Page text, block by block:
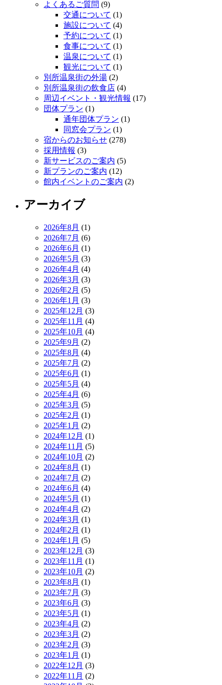
よくあるご質問 (9)
交通について (1)
施設について (4)
予約について (1)
食事について (1)
温泉について (1)
観光について (1)
別所温泉街の外湯 (2)
別所温泉街の飲食店 (4)
周辺イベント・観光情報 (17)
団体プラン (1)
通年団体プラン (1)
同窓会プラン (1)
宿からのお知らせ (278)
採用情報 (3)
新サービスのご案内 (5)
新プランのご案内 (12)
館内イベントのご案内 (2)
アーカイブ
2026年8月 (1)
2026年7月 (6)
2026年6月 (1)
2026年5月 (3)
2026年4月 (4)
2026年3月 (3)
2026年2月 (5)
2026年1月 (3)
2025年12月 (3)
2025年11月 (4)
2025年10月 (4)
2025年9月 (2)
2025年8月 (4)
2025年7月 (2)
2025年6月 (1)
2025年5月 (4)
2025年4月 (6)
2025年3月 (5)
2025年2月 (1)
2025年1月 (2)
2024年12月 (1)
2024年11月 (5)
2024年10月 (2)
2024年8月 (1)
2024年7月 (2)
2024年6月 (4)
2024年5月 (1)
2024年4月 (2)
2024年3月 (1)
2024年2月 (1)
2024年1月 (5)
2023年12月 (3)
2023年11月 (1)
2023年10月 (2)
2023年8月 (1)
2023年7月 (3)
2023年6月 (3)
2023年5月 (1)
2023年4月 (2)
2023年3月 (2)
2023年2月 (3)
2023年1月 (1)
2022年12月 (3)
2022年11月 (2)